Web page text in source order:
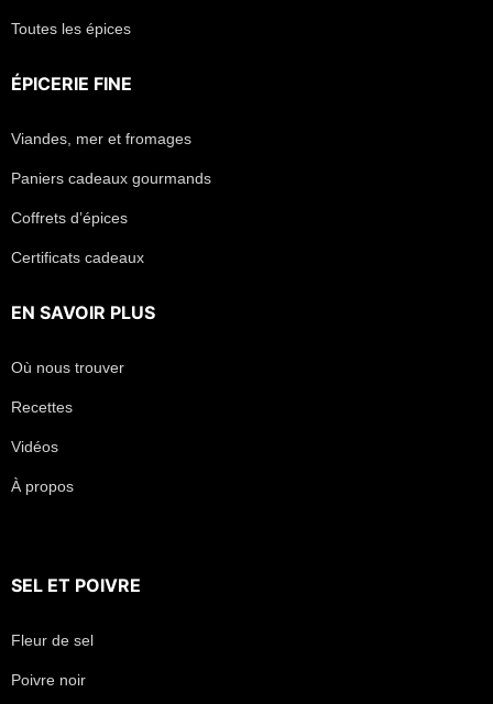
Toutes les épices
ÉPICERIE FINE
Viandes, mer et fromages
Paniers cadeaux gourmands
Coffrets d’épices
Certificats cadeaux
EN SAVOIR PLUS
Où nous trouver
Recettes
Vidéos
À propos
SEL ET POIVRE
Fleur de sel
Poivre noir